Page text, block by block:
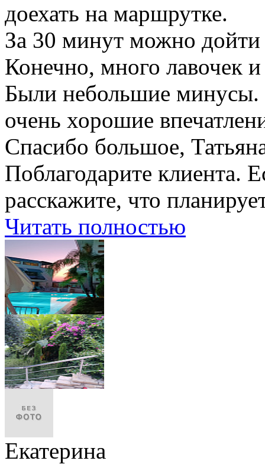
доехать на маршрутке.
За 30 минут можно дойти
Конечно, много лавочек и
Были небольшие
очень хорошие
Спасибо большое,
Поблагодарите клиента.
расскажите, что
Читать полностью
Екатерина